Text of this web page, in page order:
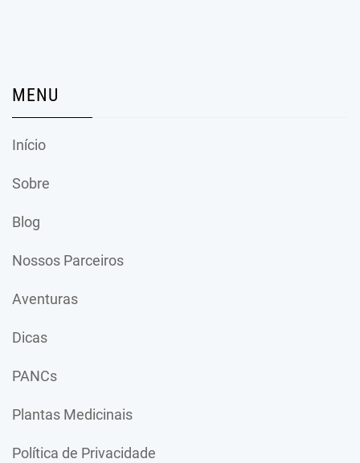
MENU
Início
Sobre
Blog
Nossos Parceiros
Aventuras
Dicas
PANCs
Plantas Medicinais
Política de Privacidade